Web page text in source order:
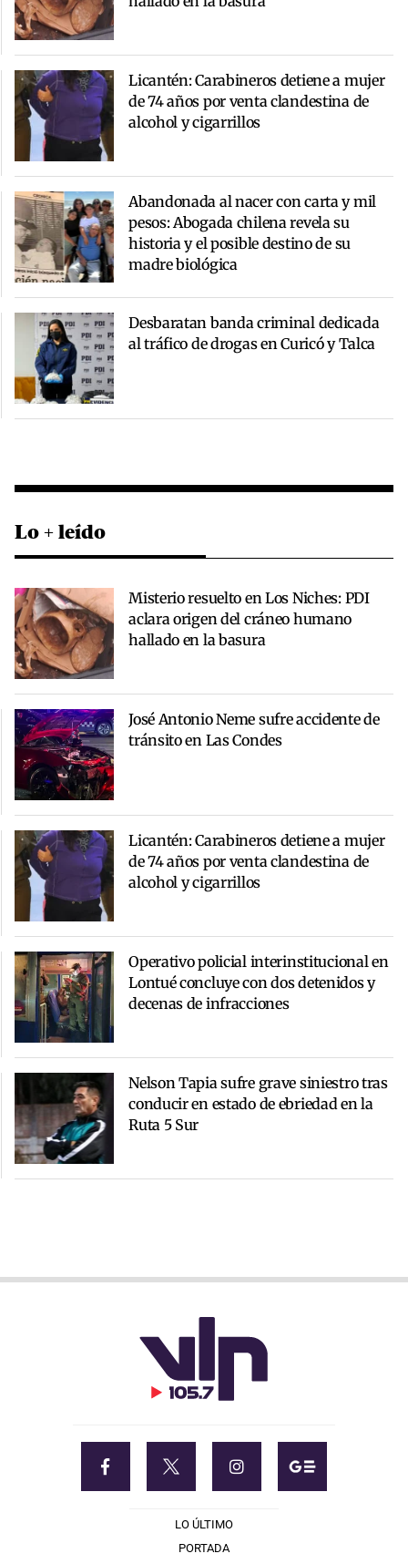
Licantén: Carabineros detiene a mujer
de 74 años por venta clandestina de
alcohol y cigarrillos
Abandonada al nacer con carta y mil
pesos: Abogada chilena revela su
historia y el posible destino de su
madre biológica
Desbaratan banda criminal dedicada
al tráfico de drogas en Curicó y Talca
Lo + leído
Misterio resuelto en Los Niches: PDI
aclara origen del cráneo humano
hallado en la basura
José Antonio Neme sufre accidente de
tránsito en Las Condes
Licantén: Carabineros detiene a mujer
de 74 años por venta clandestina de
alcohol y cigarrillos
Operativo policial interinstitucional en
Lontué concluye con dos detenidos y
decenas de infracciones
Nelson Tapia sufre grave siniestro tras
conducir en estado de ebriedad en la
Ruta 5 Sur
LO ÚLTIMO
PORTADA